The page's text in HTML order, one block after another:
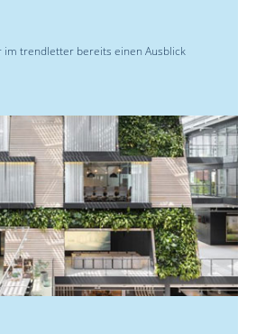
im trendletter bereits einen Ausblick